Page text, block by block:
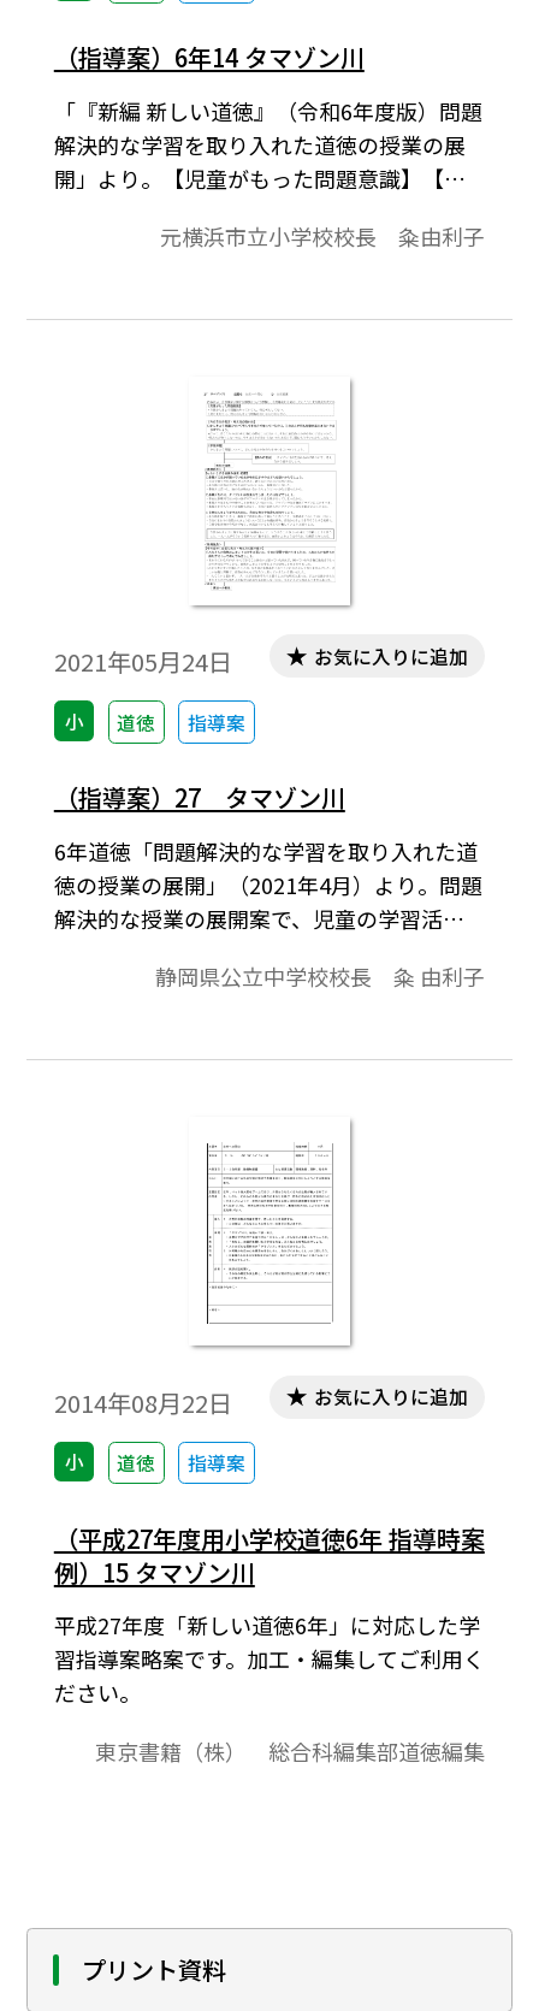
（指導案）6年14 タマゾン川
「『新編 新しい道徳』（令和6年度版）問題
解決的な学習を取り入れた道徳の授業の展
開」より。【児童がもった問題意識】【今
題】、展開などで1時間の学習指導案を構成
元横浜市立小学校校長 粂由利子
2021年05月24日
小 道徳 指導案
お気に入りに追加
（指導案）27 タマゾン川
6年道徳「問題解決的な学習を取り入れた道
徳の授業の展開」（2021年4月）より。問題
解決的な授業の展開案で、児童の学習活動
た。（ねらい）自然環境に関する問題につ
とする態度を育てる。
静岡県公立中学校校長 粂 由利子
2014年08月22日
小 道徳 指導案
お気に入りに追加
（平成27年度用小学校道徳6年 指導時案
例）15 タマゾン川
平成27年度「新しい道徳6年」に対応した学
習指導案略案です。加工・編集してご利用く
ださい。
東京書籍（株） 総合科編集部道徳編集
プリント資料